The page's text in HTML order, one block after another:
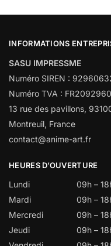
INFORMATIONS
SASU IMPRESSME
Numéro SIREN :
Numéro TVA :
13 rue des pavillons,
Montreuil, France
contact@anime-art.fr
HEURES D’OUVERTURE
Lundi
09h –
Mardi
09h –
Mercredi
09h –
Jeudi
09h –